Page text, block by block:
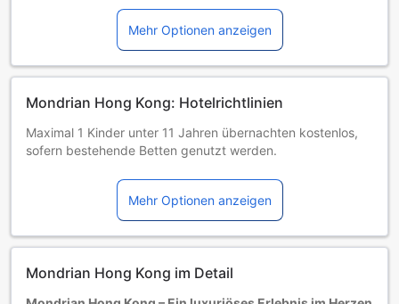
Mehr Optionen anzeigen
Mondrian Hong Kong: Hotelrichtlinien
Maximal 1 Kinder unter 11 Jahren übernachten kostenlos,
sofern bestehende Betten genutzt werden.
Verordnung über Produkt-Öko-Verantwortung von 2023
bieten Hotels in Hongkong ihren Gästen keine kostenlosen
Einwegplastikartikel mehr an. Für spezifische Anfragen
konsultieren Sie bitte die offizielle Website des Hotels.
Hotelübernachtungssteuer (HAT) mit einem Satz von 3 %
Mehr Optionen anzeigen
Mondrian Hong Kong im Detail